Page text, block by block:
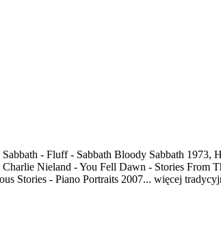
- Fluff - Sabbath Bloody Sabbath
Nieland - You Fell Dawn - Stories From
Stories - Piano Portraits 2007... więcej